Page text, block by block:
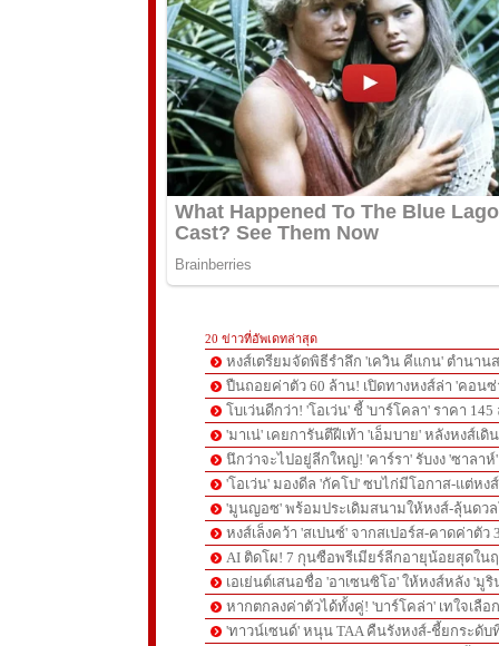
20 ข่าวที่อัพเดทล่าสุด
หงส์เตรียมจัดพิธีรำลึก 'เควิน คีแกน' ตำนาน
ปืนถอยค่าตัว 60 ล้าน! เปิดทางหงส์ล่า 'คอนซ่
โบเว่นดีกว่า! 'โอเว่น' ชี้ 'บาร์โคลา' ราคา
'มาเน่' เคยการันตีฝีเท้า 'เอ็มบาย' หลังหงส์เดิ
นึกว่าจะไปอยู่ลีกใหญ่! 'คาร์รา' รับงง 'ซาลา
'โอเว่น' มองดีล 'กัคโป' ซบไก่มีโอกาส-แต่ห
'มูนญอซ' พร้อมประเดิมสนามให้หงส์-ลุ้นดว
หงส์เล็งคว้า 'สเปนซ์' จากสเปอร์ส-คาดค่าตัว
AI ติดโผ! 7 กุนซือพรีเมียร์ลีกอายุน้อยสุดใน
เอเย่นต์เสนอชื่อ 'อาเซนซิโอ' ให้หงส์หลัง 'มู
หากตกลงค่าตัวได้ทั้งคู่! 'บาร์โคล่า' เทใจเลือ
'ทาวน์เซนด์' หนุน TAA คืนรังหงส์-ชี้ยกระดั